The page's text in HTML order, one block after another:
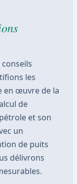
les
en œuvre de la
de
et son
un
de puits
délivrons